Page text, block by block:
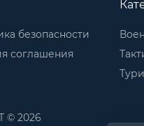
безопасности
соглашения
© 2026